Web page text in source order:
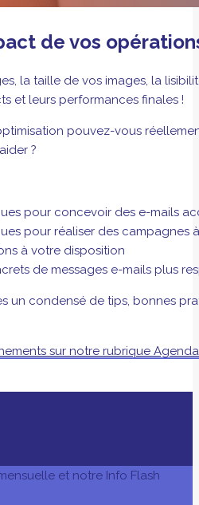
de vos
la taille de vos images, la
et leurs performances finales !
pouvez-vous
?
pour concevoir des e-mails
pour réaliser des campagnes
à votre disposition
de messages e-mails plus
un condensé de tips, bonnes
sur notre rubrique
et notre Info Flash